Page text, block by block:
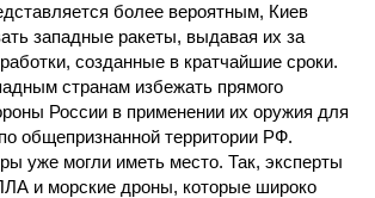
более вероятным, Киев
западные ракеты, выдавая их за
созданные в кратчайшие сроки.
странам избежать прямого
России в применении их оружия для
общепризнанной территории РФ.
уже могли иметь место. Так, эксперты
и морские дроны, которые широко